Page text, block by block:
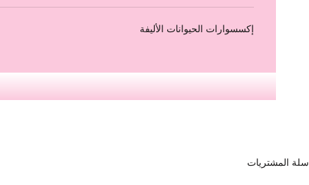
إكسسوارات الحيوانات الأليفة
سلة المشتريات